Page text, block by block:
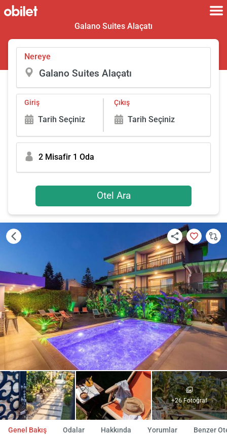
Galano Suites Alaçatı
Nereye
Giriş
Tarih Seçiniz
Çıkış
Tarih Seçiniz
2 Misafir 1 Oda
Otel Ara
+26 Fotoğraf
Genel Bakış Odalar Hakkında Yorumlar Benzer